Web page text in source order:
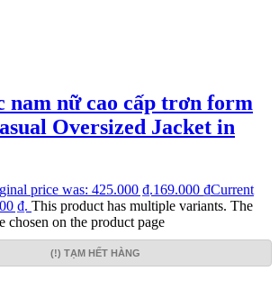
nam nữ cao cấp trơn form
Oversized Jacket in
price was: 425.000 ₫.169.000 ₫Current
₫. This product has multiple variants. The
chosen on the product page
(!) TẠM HẾT HÀNG